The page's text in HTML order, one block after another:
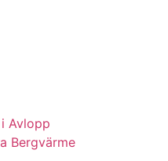
Avlopp
Bergvärme